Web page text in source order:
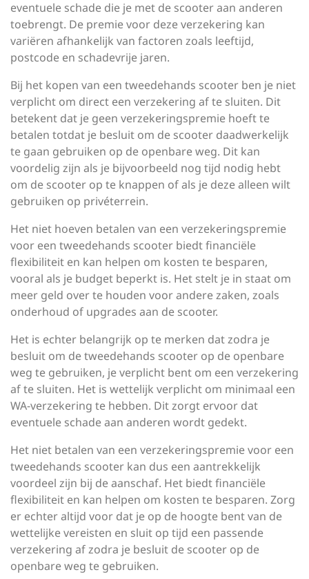
eventuele schade die je met de scooter aan anderen
toebrengt. De premie voor deze verzekering kan
variëren afhankelijk van factoren zoals leeftijd,
postcode en schadevrije jaren.
Bij het kopen van een tweedehands scooter ben je niet
verplicht om direct een verzekering af te sluiten. Dit
betekent dat je geen verzekeringspremie hoeft te
betalen totdat je besluit om de scooter daadwerkelijk
te gaan gebruiken op de openbare weg. Dit kan
voordelig zijn als je bijvoorbeeld nog tijd nodig hebt
om de scooter op te knappen of als je deze alleen wilt
gebruiken op privéterrein.
Het niet hoeven betalen van een verzekeringspremie
voor een tweedehands scooter biedt financiële
flexibiliteit en kan helpen om kosten te besparen,
vooral als je budget beperkt is. Het stelt je in staat om
meer geld over te houden voor andere zaken, zoals
onderhoud of upgrades aan de scooter.
Het is echter belangrijk op te merken dat zodra je
besluit om de tweedehands scooter op de openbare
weg te gebruiken, je verplicht bent om een verzekering
af te sluiten. Het is wettelijk verplicht om minimaal een
WA-verzekering te hebben. Dit zorgt ervoor dat
eventuele schade aan anderen wordt gedekt.
Het niet betalen van een verzekeringspremie voor een
tweedehands scooter kan dus een aantrekkelijk
voordeel zijn bij de aanschaf. Het biedt financiële
flexibiliteit en kan helpen om kosten te besparen. Zorg
er echter altijd voor dat je op de hoogte bent van de
wettelijke vereisten en sluit op tijd een passende
verzekering af zodra je besluit de scooter op de
openbare weg te gebruiken.